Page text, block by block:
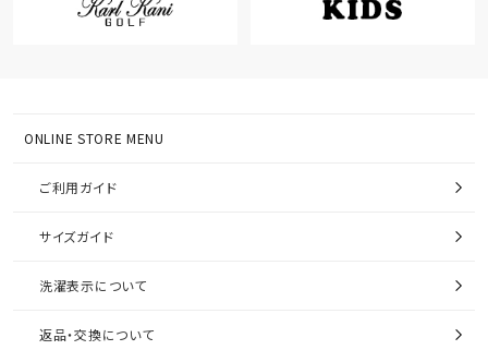
ONLINE STORE MENU
ご利用ガイド
サイズガイド
洗濯表示について
返品・交換について